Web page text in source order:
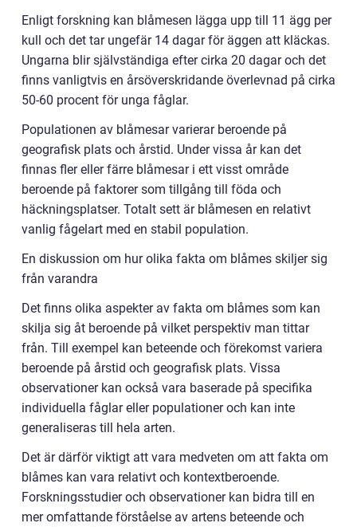
Enligt forskning kan blåmesen lägga upp till 11 ägg per
kull och det tar ungefär 14 dagar för äggen att kläckas.
Ungarna blir självständiga efter cirka 20 dagar och det
finns vanligtvis en årsöverskridande överlevnad på cirka
50-60 procent för unga fåglar.
Populationen av blåmesar varierar beroende på
geografisk plats och årstid. Under vissa år kan det
finnas fler eller färre blåmesar i ett visst område
beroende på faktorer som tillgång till föda och
häckningsplatser. Totalt sett är blåmesen en relativt
vanlig fågelart med en stabil population.
En diskussion om hur olika fakta om blåmes skiljer sig
från varandra
Det finns olika aspekter av fakta om blåmes som kan
skilja sig åt beroende på vilket perspektiv man tittar
från. Till exempel kan beteende och förekomst variera
beroende på årstid och geografisk plats. Vissa
observationer kan också vara baserade på specifika
individuella fåglar eller populationer och kan inte
generaliseras till hela arten.
Det är därför viktigt att vara medveten om att fakta om
blåmes kan vara relativt och kontextberoende.
Forskningsstudier och observationer kan bidra till en
mer omfattande förståelse av artens beteende och